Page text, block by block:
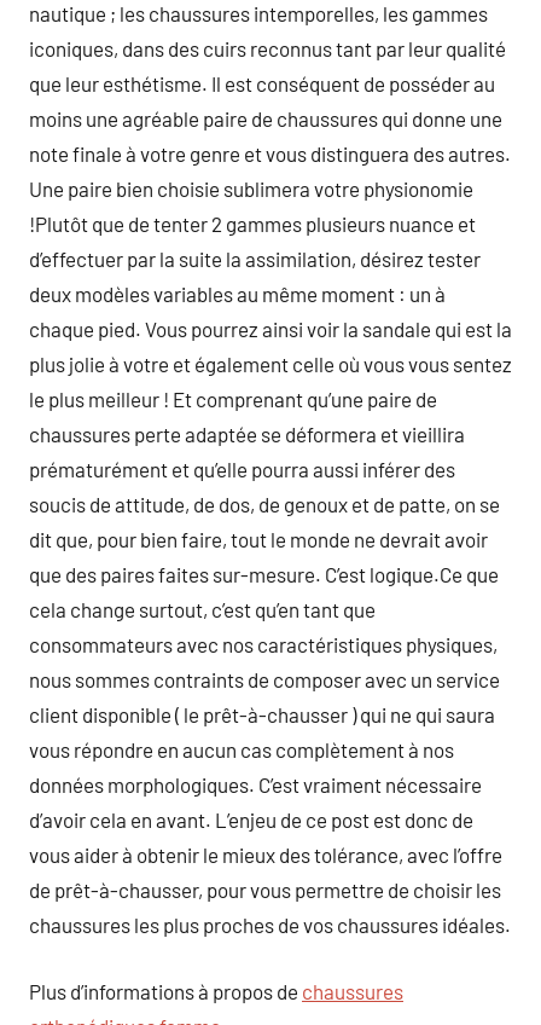
nautique ; les chaussures intemporelles, les gammes
iconiques, dans des cuirs reconnus tant par leur qualité
que leur esthétisme. Il est conséquent de posséder au
moins une agréable paire de chaussures qui donne une
note finale à votre genre et vous distinguera des autres.
Une paire bien choisie sublimera votre physionomie
!Plutôt que de tenter 2 gammes plusieurs nuance et
d’effectuer par la suite la assimilation, désirez tester
deux modèles variables au même moment : un à
chaque pied. Vous pourrez ainsi voir la sandale qui est la
plus jolie à votre et également celle où vous vous sentez
le plus meilleur ! Et comprenant qu’une paire de
chaussures perte adaptée se déformera et vieillira
prématurément et qu’elle pourra aussi inférer des
soucis de attitude, de dos, de genoux et de patte, on se
dit que, pour bien faire, tout le monde ne devrait avoir
que des paires faites sur-mesure. C’est logique.Ce que
cela change surtout, c’est qu’en tant que
consommateurs avec nos caractéristiques physiques,
nous sommes contraints de composer avec un service
client disponible ( le prêt-à-chausser ) qui ne qui saura
vous répondre en aucun cas complètement à nos
données morphologiques. C’est vraiment nécessaire
d’avoir cela en avant. L’enjeu de ce post est donc de
vous aider à obtenir le mieux des tolérance, avec l’offre
de prêt-à-chausser, pour vous permettre de choisir les
chaussures les plus proches de vos chaussures idéales.
Plus d’informations à propos de chaussures